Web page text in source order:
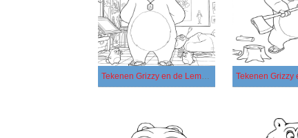
Tekenen Grizzy en de Lemmings afdrukbaar voor kinderen